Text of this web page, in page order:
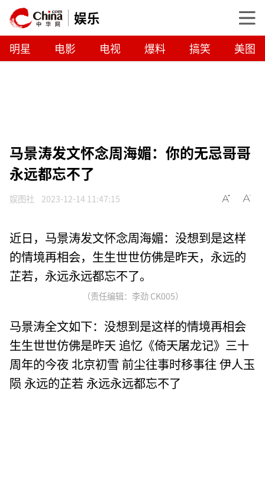
娱乐
明星 电影 电视 爆料 搞笑 美图
马景涛发文怀念周海媚：你的无忌哥哥
永远都忘不了
娱图社 2023-12-14 11:47:15
近日，马景涛发文怀念周海媚：没想到是这样
的情境再相会，生生世世仿佛是昨天，永远的
芷若，永远永远都忘不了。
（责任编辑：李劲 CK005）
马景涛全文如下：没想到是这样的情境再相会
生生世世仿佛是昨天 追忆《倚天屠龙记》三十
周年的今夜 北京初雪 前尘往事时移事往 伊人玉
陨 永远的芷若 永远永远都忘不了